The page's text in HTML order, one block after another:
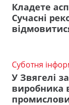
Кладете
Сучасні
Суботня
У Звягелі
виробника